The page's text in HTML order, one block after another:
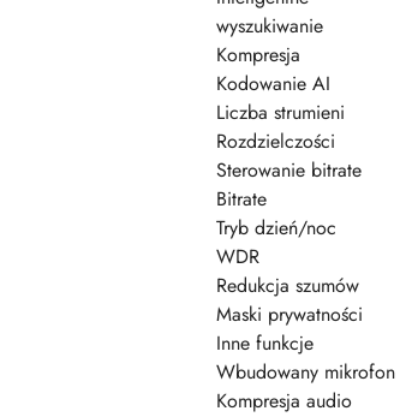
wyszukiwanie
Kompresja
Kodowanie AI
Liczba strumieni
Rozdzielczości
Sterowanie bitrate
Bitrate
Tryb dzień/noc
WDR
Redukcja szumów
Maski prywatności
Inne funkcje
Wbudowany mikrofon
Kompresja audio